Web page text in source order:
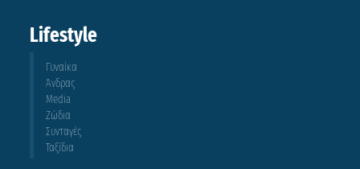
Lifestyle
Γυναίκα
Άνδρας
Media
Ζώδια
Συνταγές
Ταξίδια